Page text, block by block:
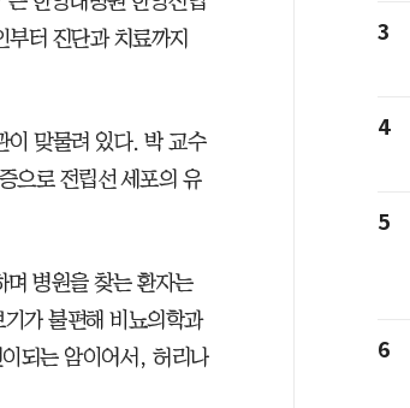
터 진단과 치료까지
이 맞물려 있다. 박 교수
으로 전립선 세포의 유
며 병원을 찾는 환자는
가 불편해 비뇨의학과
되는 암이어서, 허리나
3
4
5
6